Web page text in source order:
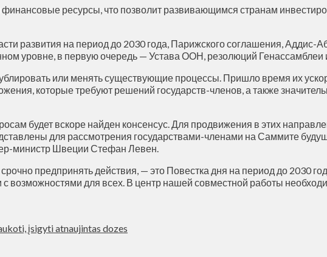
ресурсы, что позволит развивающимся странам
развития на период до 2030 года, Парижского соглашения, Аддис-
уровне, в первую очередь — Устава ООН, резолюций
или менять существующие процессы. Пришло время их
которые требуют решений государств-членов, а также
будет вскоре найден консенсус. Для продвижения в этих
для рассмотрения государствами-членами на Саммите
министр Швеции Стефан Левен.
предпринять действия, — это Повестка дня на период до 2030
возможностями для всех. В центр нашей совместной работы
įsigyti atnaujintas dozes